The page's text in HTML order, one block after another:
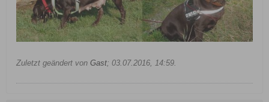
Zuletzt geändert von Gast; 03.07.2016, 14:59.